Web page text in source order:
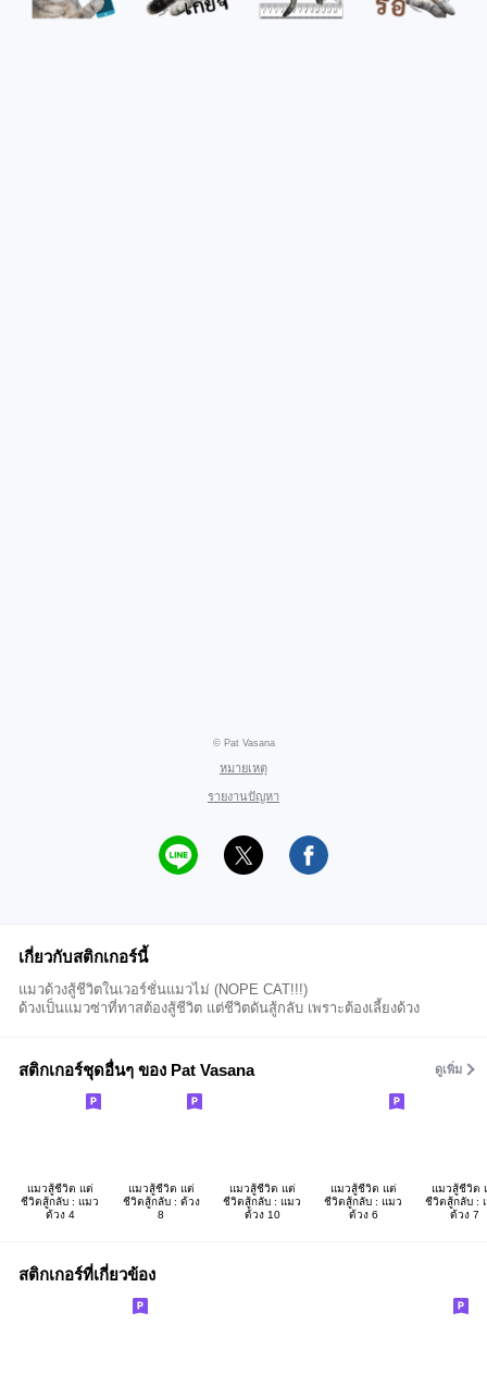
© Pat Vasana
หมายเหตุ
รายงานปัญหา
เกี่ยวกับสติกเกอร์นี้
แมวด้วงสู้ชีวิตในเวอร์ชั่นแมวไม่ (NOPE CAT!!!)
ด้วงเป็นแมวซ่าที่ทาสต้องสู้ชีวิต แต่ชีวิตดันสู้กลับ เพราะต้องเลี้ยงด้วง
สติกเกอร์ชุดอื่นๆ ของ Pat Vasana ดูเพิ่ม
แมวสู้ชีวิต แต่
ชีวิตสู้กลับ : แมว
ด้วง 4
แมวสู้ชีวิต แต่
ชีวิตสู้กลับ : ด้วง
8
แมวสู้ชีวิต แต่
ชีวิตสู้กลับ : แมว
ด้วง 10
แมวสู้ชีวิต แต่
ชีวิตสู้กลับ : แมว
ด้วง 6
แมวสู้ชีวิต
ชีวิตสู้กลับ :
ด้วง 7
สติกเกอร์ที่เกี่ยวข้อง